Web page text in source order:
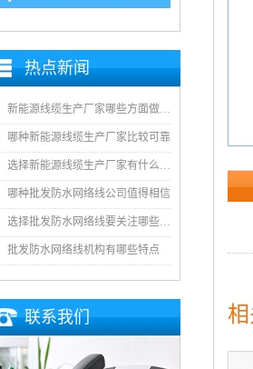
热点新闻
新能源线缆生产厂家哪些方面做得好
哪种新能源线缆生产厂家比较可靠
选择新能源线缆生产厂家有什么技巧
哪种批发防水网络线公司值得相信
选择批发防水网络线要关注哪些方面
批发防水网络线机构有哪些特点
联系我们